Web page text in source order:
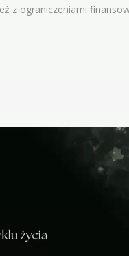
z ograniczeniami